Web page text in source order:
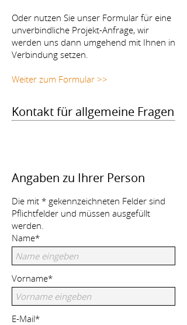
Oder nutzen Sie unser Formular für eine
unverbindliche Projekt-Anfrage, wir
werden uns dann umgehend mit Ihnen in
Verbindung setzen.
Weiter zum Formular >>
Kontakt für allgemeine Fragen
Angaben zu Ihrer Person
Die mit * gekennzeichneten Felder sind
Pflichtfelder und müssen ausgefüllt
werden.
Name*
Vorname*
E-Mail*